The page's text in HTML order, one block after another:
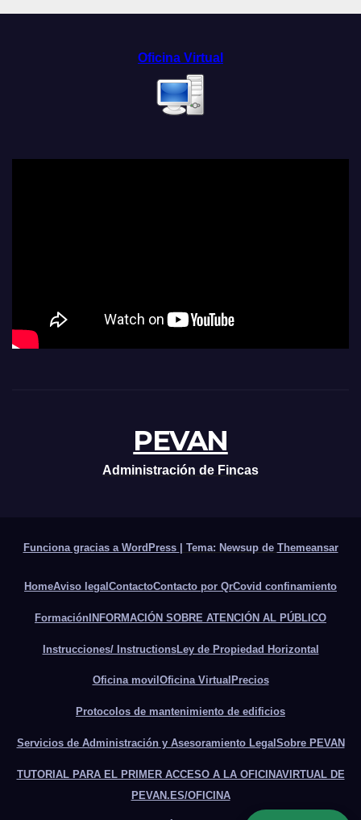
Oficina Virtual
PEVAN
Administración de Fincas
Funciona gracias a WordPress | Tema: Newsup de Themeansar
HomeAviso legal ContactoContacto por QrCovid confinamiento
Formación INFORMACIÓN SOBRE ATENCIÓN AL PÚBLICO
Instrucciones/ InstructionsLey de Propiedad Horizontal
Oficina movil Oficina Virtual Precios
Protocolos de mantenimiento de edificios
Servicios de Administración y Asesoramiento Legal Sobre PEVAN
TUTORIAL PARA EL PRIMER ACCESO A LA OFICINAVIRTUAL DE
PEVAN.ES/OFICINA